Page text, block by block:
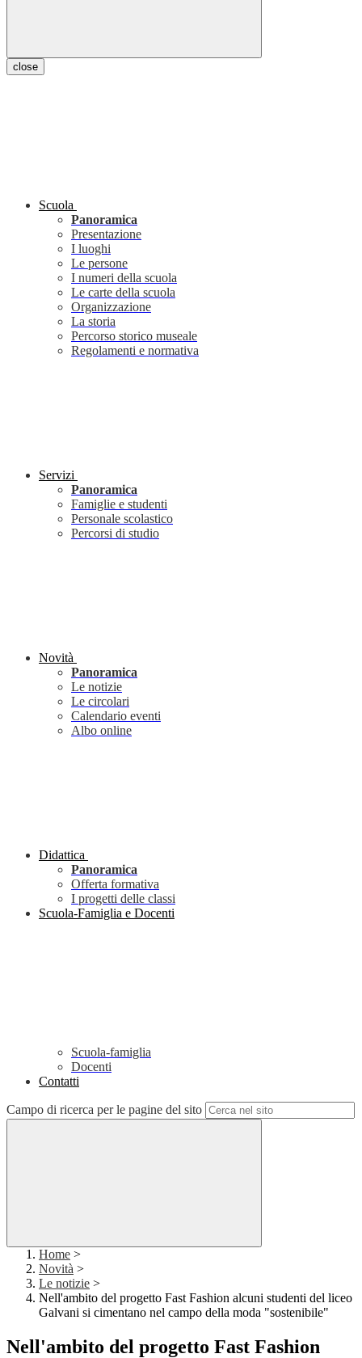
close
Scuola
Panoramica
Presentazione
I luoghi
Le persone
I numeri della scuola
Le carte della scuola
Organizzazione
La storia
Percorso storico museale
Regolamenti e normativa
Servizi
Panoramica
Famiglie e studenti
Personale scolastico
Percorsi di studio
Novità
Panoramica
Le notizie
Le circolari
Calendario eventi
Albo online
Didattica
Panoramica
Offerta formativa
I progetti delle classi
Scuola-Famiglia e Docenti
Scuola-famiglia
Docenti
Contatti
Campo di ricerca per le pagine del sito
Home >
Novità >
Le notizie >
Nell'ambito del progetto Fast Fashion alcuni studenti del liceo
Galvani si cimentano nel campo della moda "sostenibile"
Nell'ambito del progetto Fast Fashion